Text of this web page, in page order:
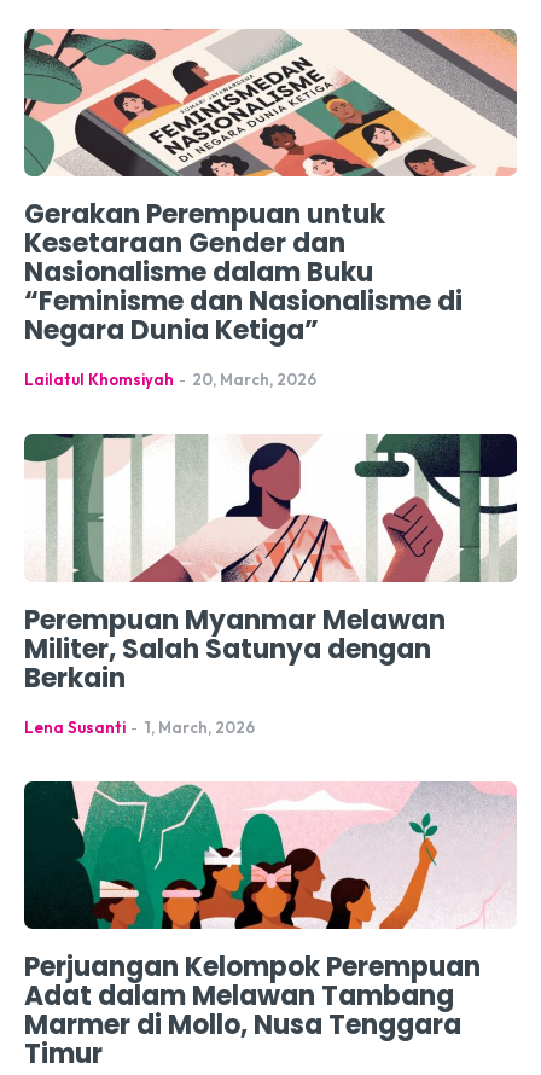
Gerakan Perempuan untuk
Kesetaraan Gender dan
Nasionalisme dalam Buku
“Feminisme dan Nasionalisme di
Negara Dunia Ketiga”
Lailatul Khomsiyah - 20, March, 2026
Perempuan Myanmar Melawan
Militer, Salah Satunya dengan
Berkain
Lena Susanti - 1, March, 2026
Perjuangan Kelompok Perempuan
Adat dalam Melawan Tambang
Marmer di Mollo, Nusa Tenggara
Timur